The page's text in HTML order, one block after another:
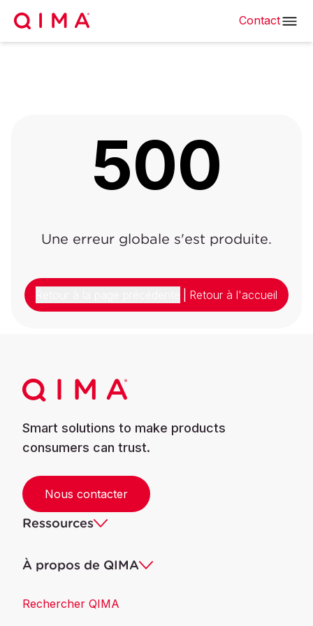
Contact
500
Une erreur globale s'est produite.
Retour à l'accueil
Smart solutions to make products
consumers can trust.
Nous contacter
Ressources
À propos de QIMA
Rechercher QIMA